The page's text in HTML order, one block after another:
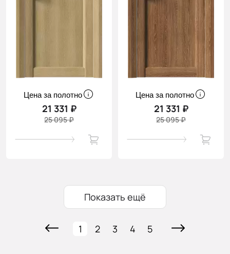
Цена за полотно
21 331 ₽
25 095 ₽
Цена за полотно
21 331 ₽
25 095 ₽
Показать ещё
1 2 3 4 5